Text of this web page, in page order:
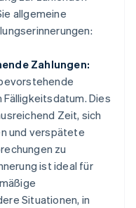
allgemeine
Zahlungen:
Fälligkeitsdatum. Dies
Zeit, sich
und verspätete
zu
ist ideal für
Situationen, in